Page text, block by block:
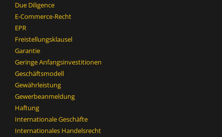
Due Diligence
E-Commerce-Recht
EPR
Freistellungsklausel
Garantie
Geringe Anfangsinvestitionen
Geschäftsmodell
Gewährleistung
Gewerbeanmeldung
Haftung
Internationale Geschäfte
Internationales Handelsrecht